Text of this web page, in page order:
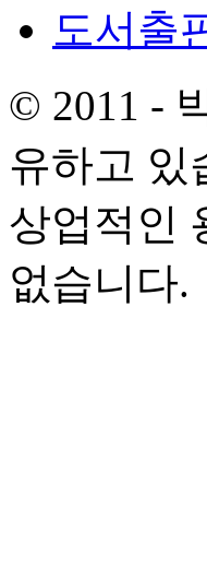
도서출
© 2011 -
유하고 있
상업적인
없습니다.